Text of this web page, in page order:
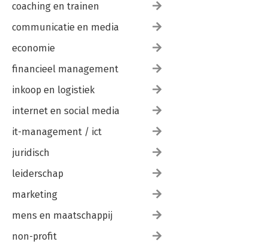
coaching en trainen
communicatie en media
economie
financieel management
inkoop en logistiek
internet en social media
it-management / ict
juridisch
leiderschap
marketing
mens en maatschappij
non-profit